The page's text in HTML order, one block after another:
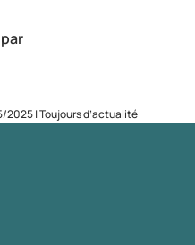
| Toujours d’actualité